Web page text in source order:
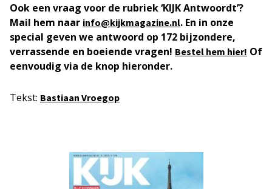
Ook een vraag voor de rubriek ‘KIJK Antwoordt’?
Mail hem naar info@kijkmagazine.nl. En in onze
special geven we antwoord op 172 bijzondere,
verrassende en boeiende vragen! Bestel hem hier! Of
eenvoudig via de knop hieronder.
Tekst: Bastiaan Vroegop